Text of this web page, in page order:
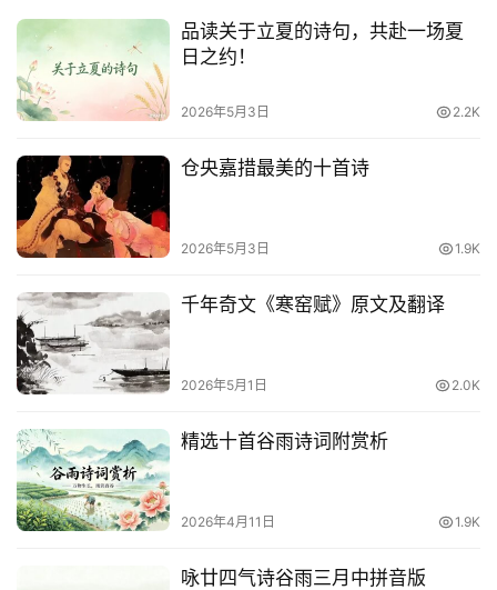
其
他
词
语
品读关于立夏的诗句，共赴一场夏
日之约！
2026年5月3日 2.2K
仓央嘉措最美的十首诗
2026年5月3日 1.9K
千年奇文《寒窑赋》原文及翻译
2026年5月1日 2.0K
精选十首谷雨诗词附赏析
2026年4月11日 1.9K
咏廿四气诗谷雨三月中拼音版